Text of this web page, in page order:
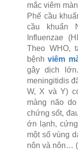
mắc viêm
Phế cầu
cầu khuẩn
Influenzae
Theo WHO,
bệnhviêm
gây dịch
meningitidis
W, X và Y)
màng não
chứng sốt,
ớn lạnh,
một số vùng
nôn và nôn… (